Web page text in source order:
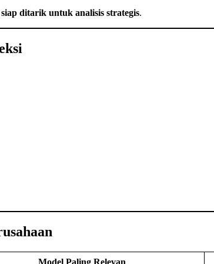
ditarik untuk analisis strategis.
Model Paling Relevan